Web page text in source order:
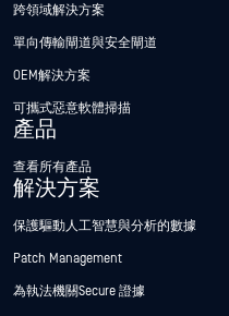
跨領域解決方案
單向傳輸閘道與安全閘道
OEM解決方案
可攜式惡意軟體掃描
產品
查看所有產品
解決方案
保護驅動人工智慧與分析的數據
Patch Management
為執法機關Secure 證據